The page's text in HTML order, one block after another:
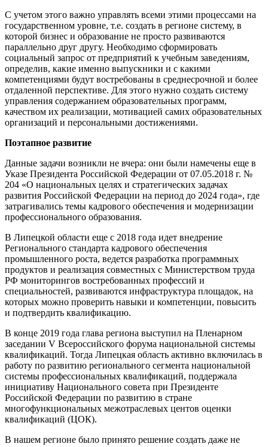
С учетом этого важно управлять всеми этими процессами на
государственном уровне, т.е. создать в регионе систему, в
которой бизнес и образование не просто развиваются
параллельно друг другу. Необходимо сформировать
социальный запрос от предприятий к учебным заведениям,
определив, какие именно выпускники и с какими
компетенциями будут востребованы в среднесрочной и более
отдаленной перспективе. Для этого нужно создать систему
управления содержанием образовательных программ,
качеством их реализации, мотивацией самих образовательных
организаций и персональными достижениями.
Поэтапное развитие
Данные задачи возникли не вчера: они были намечены еще в
Указе Президента Российской Федерации от 07.05.2018 г. №
204 «О национальных целях и стратегических задачах
развития Российской Федерации на период до 2024 года», где
затрагивались темы кадрового обеспечения и модернизации
профессионального образования.
В Липецкой области еще с 2018 года идет внедрение
Регионального стандарта кадрового обеспечения
промышленного роста, ведется разработка программных
продуктов и реализация совместных с Министерством труда
РФ мониторингов востребованных профессий и
специальностей, развиваются инфраструктура площадок, на
которых можно проверить навыки и компетенции, повысить
и подтвердить квалификацию.
В конце 2019 года глава региона выступил на Пленарном
заседании V Всероссийского форума национальной системы
квалификаций. Тогда Липецкая область активно включилась в
работу по развитию регионального сегмента национальной
системы профессиональных квалификаций, поддержала
инициативу Национального совета при Президенте
Российской Федерации по развитию в стране
многофункциональных межотраслевых центов оценки
квалификаций (ЦОК).
В нашем регионе было принято решение создать даже не